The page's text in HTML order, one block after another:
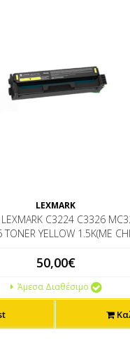
LEXMARK
C3224 C3326
TONER YELLOW 1.5K(ΜΕ
50,00€
Άμεσα Διαθέσιμο